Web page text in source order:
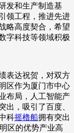
发和生产制造基
领工程，推进先进
略高度契合，希望
字科技等领域积极
表达祝贺，对双方
区作为厦门市中心
布局，人工智能产
出，吸引了百度、
科摇橹船拥有突出
区的优势产业高